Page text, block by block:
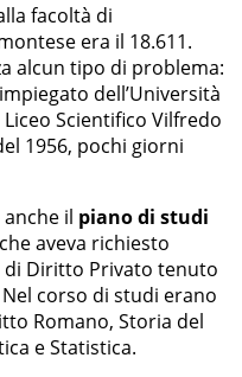
facoltà di
era il 18.611.
alcun tipo di problema:
dell’Università
Scientifico Vilfredo
1956, pochi giorni
il piano di studi
aveva richiesto
di Diritto Privato tenuto
corso di studi erano
Romano, Storia del
e Statistica.